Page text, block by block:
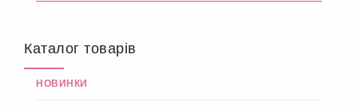
Каталог товарів
НОВИНКИ